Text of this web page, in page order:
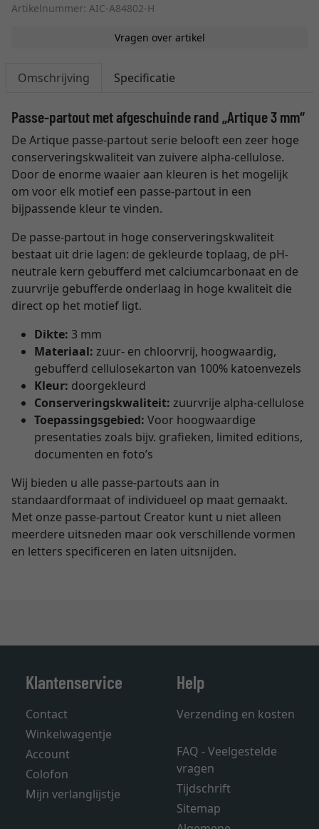
Artikelnummer: AIC-A84802-H
Vragen over artikel
Omschrijving Specificatie
Passe-partout met afgeschuinde rand „Artique 3 mm“
De Artique passe-partout serie belooft een zeer hoge
conserveringskwaliteit van zuivere alpha-cellulose.
Door de enorme waaier aan kleuren is het mogelijk
om voor elk motief een passe-partout in een
bijpassende kleur te vinden.
De passe-partout in hoge conserveringskwaliteit
bestaat uit drie lagen: de gekleurde toplaag, de pH-
neutrale kern gebufferd met calciumcarbonaat en de
zuurvrije gebufferde onderlaag in hoge kwaliteit die
direct op het motief ligt.
Dikte: 3 mm
Materiaal: zuur- en chloorvrij, hoogwaardig,
gebufferd cellulosekarton van 100% katoenvezels
Kleur: doorgekleurd
Conserveringskwaliteit: zuurvrije alpha-cellulose
Toepassingsgebied: Voor hoogwaardige
presentaties zoals bijv. grafieken, limited editions,
documenten en foto’s
Wij bieden u alle passe-partouts aan in
standaardformaat of individueel op maat gemaakt.
Met onze passe-partout Creator kunt u niet alleen
meerdere uitsneden maar ook verschillende vormen
en letters specificeren en laten uitsnijden.
Klantenservice
Contact
Winkelwagentje
Account
Colofon
Mijn verlanglijstje
Help
Verzending en kosten
FAQ - Veelgestelde
vragen
Tijdschrift
Sitemap